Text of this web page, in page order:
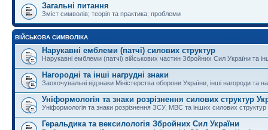
Загальні питання
Зміст символів; теорія та практика; проблеми
ВІЙСЬКОВА СИМВОЛІКА
Нарукавні емблеми (патчі) силових структур
Нарукавні емблеми (патчі) військових частин Збройних Сил України та
Нагородні та інші нагрудні знаки
Заохочувальні відзнаки Міністерства оборони України, інші нагороди та
Уніформологія та знаки розрізнення силових структур
Уніформологія та знаки розрізнення ЗСУ, МВС та інших силових структур
Геральдика та вексилологія Збройних Сил України